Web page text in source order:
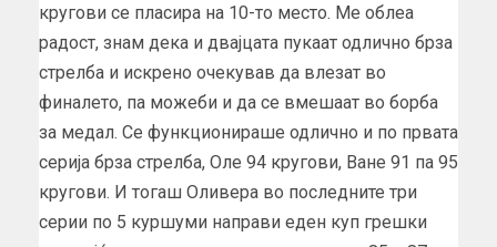
кругови се пласира на 10-то место. Ме облеа
радост, знам дека и двајцата пукаат одлично брза
стрелба и искрено очекував да влезат во
финалето, па можеби и да се вмешаат во борба
за медал. Се функционираше одлично и по првата
серија брза стрелба, Оле 94 кругови, Ване 91 па 95
кругови. И тогаш Оливера во последните три
серии по 5 куршуми направи еден куп грешки